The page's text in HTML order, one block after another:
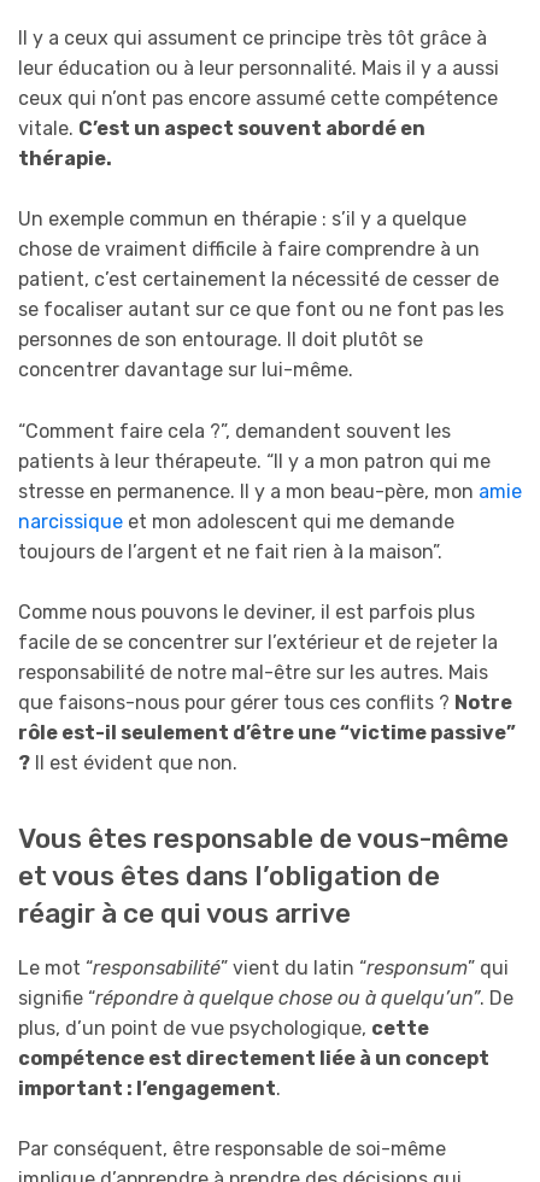
Il y a ceux qui assument ce principe très tôt grâce à
leur éducation ou à leur personnalité. Mais il y a aussi
ceux qui n’ont pas encore assumé cette compétence
vitale. C’est un aspect souvent abordé en
thérapie.
Un exemple commun en thérapie : s’il y a quelque
chose de vraiment difficile à faire comprendre à un
patient, c’est certainement la nécessité de cesser de
se focaliser autant sur ce que font ou ne font pas les
personnes de son entourage. Il doit plutôt se
concentrer davantage sur lui-même.
“Comment faire cela ?”, demandent souvent les
patients à leur thérapeute. “Il y a mon patron qui me
stresse en permanence. Il y a mon beau-père, mon amie
narcissique et mon adolescent qui me demande
toujours de l’argent et ne fait rien à la maison”.
Comme nous pouvons le deviner, il est parfois plus
facile de se concentrer sur l’extérieur et de rejeter la
responsabilité de notre mal-être sur les autres. Mais
que faisons-nous pour gérer tous ces conflits ? Notre
rôle est-il seulement d’être une “victime passive”
? Il est évident que non.
Vous êtes responsable de vous-même
et vous êtes dans l’obligation de
réagir à ce qui vous arrive
Le mot “responsabilité” vient du latin “responsum” qui
signifie “répondre à quelque chose ou à quelqu’un”. De
plus, d’un point de vue psychologique, cette
compétence est directement liée à un concept
important : l’engagement.
Par conséquent, être responsable de soi-même